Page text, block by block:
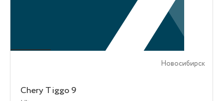
Новосибирск
Chery Tiggo 9